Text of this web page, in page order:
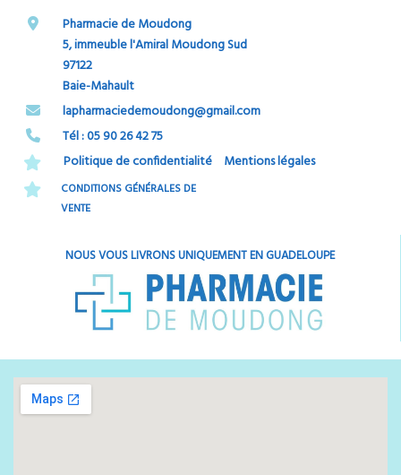
Pharmacie de Moudong
5, immeuble l'Amiral Moudong Sud
97122
Baie-Mahault
​​​​​​​lapharmaciedemoudong@gmail.com
Tél : 05 90 26 42 75​​​​​​​
Politique de confidentialité
Mentions légales
CONDITIONS GÉNÉRALES DE
VENTE
NOUS VOUS LIVRONS UNIQUEMENT EN GUADELOUPE